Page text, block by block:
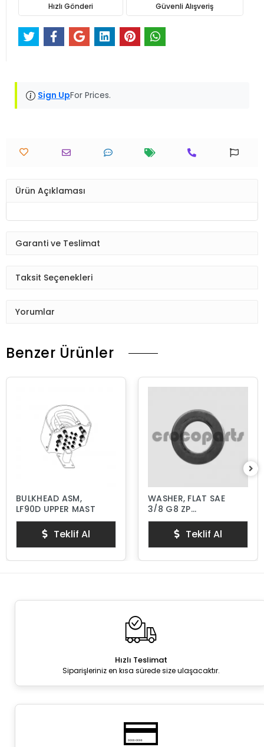
Hızlı Gönderi Güvenli Alışveriş
Sign UpFor Prices.
Ürün Açıklaması
Garanti ve Teslimat
Taksit Seçenekleri
Yorumlar
Benzer Ürünler
BULKHEAD ASM,
LF90D UPPER MAST
Teklif Al
WASHER, FLAT SAE
3/8 G8 ZP
HARDENED
Teklif Al
Hızlı Teslimat
Siparişleriniz en kısa sürede size ulaşacaktır.